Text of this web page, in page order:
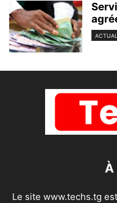
À
Le site www.techs.tg